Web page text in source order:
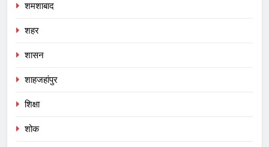
शमशाबाद
शहर
शासन
शाहजहांपुर
शिक्षा
शोक